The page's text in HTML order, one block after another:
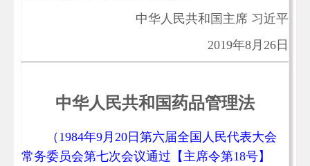
中华人民共和国主席 习近平
2019年8月26日
中华人民共和国药品管理法
（1984年9月20日第六届全国人民代表大会
常务委员会第七次会议通过【主席令第18号】